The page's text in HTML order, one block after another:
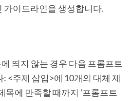
가이드라인을 생성합니다.
띄지 않는 경우 다음 프롬프트
<주제 삽입>에 10개의 대체 제
목에 만족할 때까지 '프롬프트